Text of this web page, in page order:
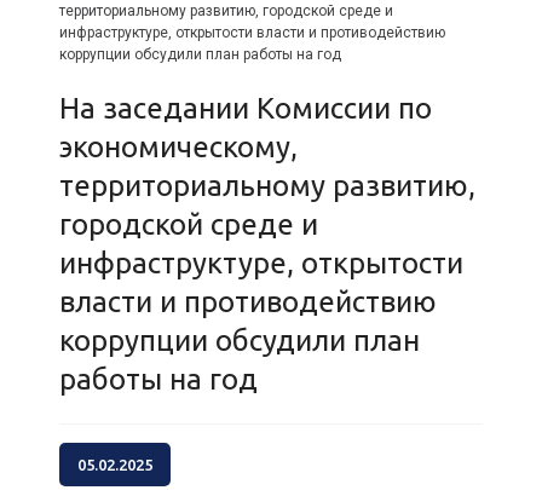
территориальному развитию, городской среде и
инфраструктуре, открытости власти и противодействию
коррупции обсудили план работы на год
На заседании Комиссии по
экономическому,
территориальному развитию,
городской среде и
инфраструктуре, открытости
власти и противодействию
коррупции обсудили план
работы на год
05.02.2025